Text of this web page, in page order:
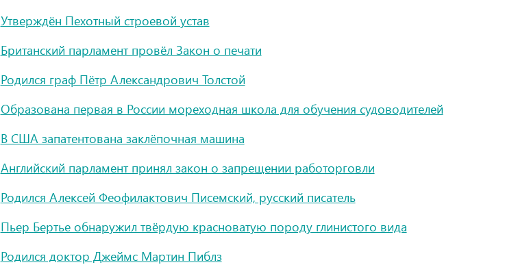
Утверждён Пехотный строевой устав
Британский парламент провёл Закон о печати
Родился граф Пётр Александрович Толстой
Образована первая в России мореходная школа для обучения судоводителей
В США запатентована заклёпочная машина
Английский парламент принял закон о запрещении работорговли
Родился Алексей Феофилактович Писемский, русский писатель
Пьер Бертье обнаружил твёрдую красноватую породу глинистого вида
Родился доктор Джеймс Мартин Пиблз